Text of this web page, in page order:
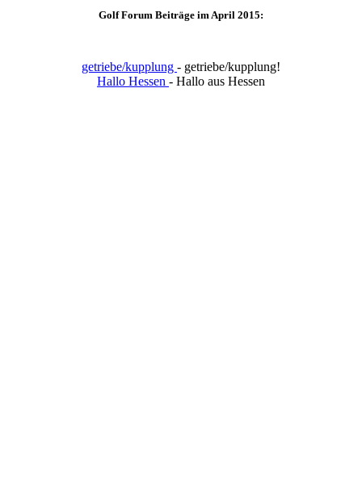
Golf Forum Beiträge im April 2015:
getriebe/kupplung - getriebe/kupplung!
Hallo Hessen - Hallo aus Hessen